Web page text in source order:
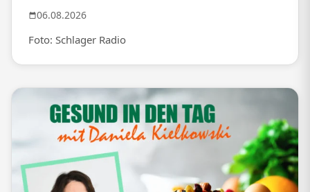
06.08.2026
Foto: Schlager Radio